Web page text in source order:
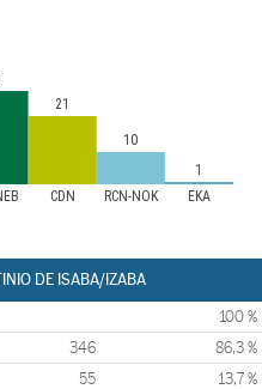
CDN RCN-NOK EKA
21
10
1
DE ISABA/IZABA
100 %
346 86,3 %
55 13,7 %